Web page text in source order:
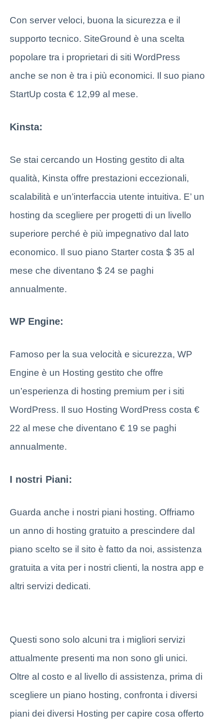
Con server veloci, buona la sicurezza e il
supporto tecnico. SiteGround è una scelta
popolare tra i proprietari di siti WordPress
anche se non è tra i più economici. Il suo piano
StartUp costa € 12,99 al mese.
Kinsta:
Se stai cercando un Hosting gestito di alta
qualità, Kinsta offre prestazioni eccezionali,
scalabilità e un’interfaccia utente intuitiva. E’ un
hosting da scegliere per progetti di un livello
superiore perché è più impegnativo dal lato
economico. Il suo piano Starter costa $ 35 al
mese che diventano $ 24 se paghi
annualmente.
WP Engine:
Famoso per la sua velocità e sicurezza, WP
Engine è un Hosting gestito che offre
un’esperienza di hosting premium per i siti
WordPress. Il suo Hosting WordPress costa €
22 al mese che diventano € 19 se paghi
annualmente.
I nostri Piani:
Guarda anche i nostri piani hosting. Offriamo
un anno di hosting gratuito a prescindere dal
piano scelto se il sito è fatto da noi, assistenza
gratuita a vita per i nostri clienti, la nostra app e
altri servizi dedicati.
Questi sono solo alcuni tra i migliori servizi
attualmente presenti ma non sono gli unici.
Oltre al costo e al livello di assistenza, prima di
scegliere un piano hosting, confronta i diversi
piani dei diversi Hosting per capire cosa offerto